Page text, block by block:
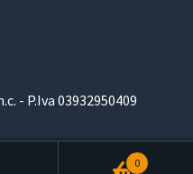
- P.Iva 03932950409
0